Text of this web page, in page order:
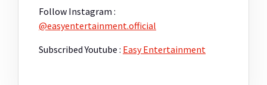
Follow Instagram :
@easyentertainment.official
Subscribed Youtube : Easy Entertainment